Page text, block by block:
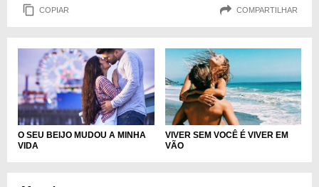
COPIAR COMPARTILHAR
O SEU BEIJO MUDOU A MINHA
VIDA
VIVER SEM VOCÊ É VIVER EM
VÃO